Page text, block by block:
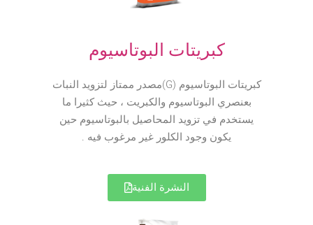
كبريتات البوتاسيوم
كبريتات البوتاسيوم (G)مصدر ممتاز لتزويد النبات
بعنصري البوتاسيوم والكبريت ، حيث كثيرا ما
يستخدم في تزويد المحاصيل بالبوتاسيوم حين
يكون وجود الكلور غير مرغوب فيه .
النشرة الفنية